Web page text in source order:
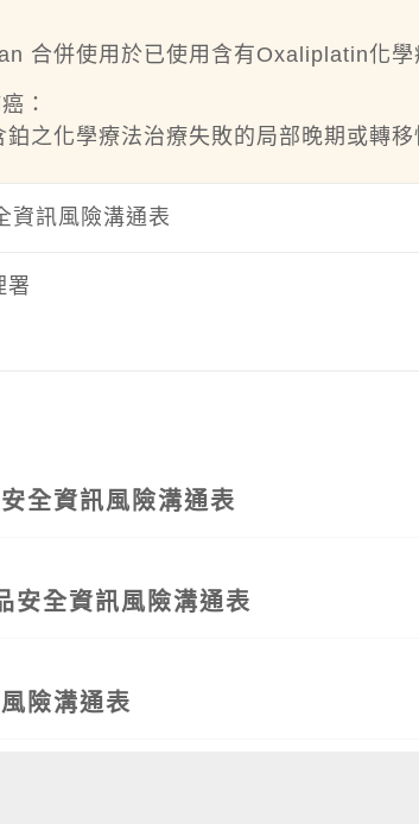
合併使用於已使用含有Oxaliplatin化學
：
之化學療法治療失敗的局部晚期或轉移
資訊風險溝通表
署
全資訊風險溝通表
全資訊風險溝通表
險溝通表